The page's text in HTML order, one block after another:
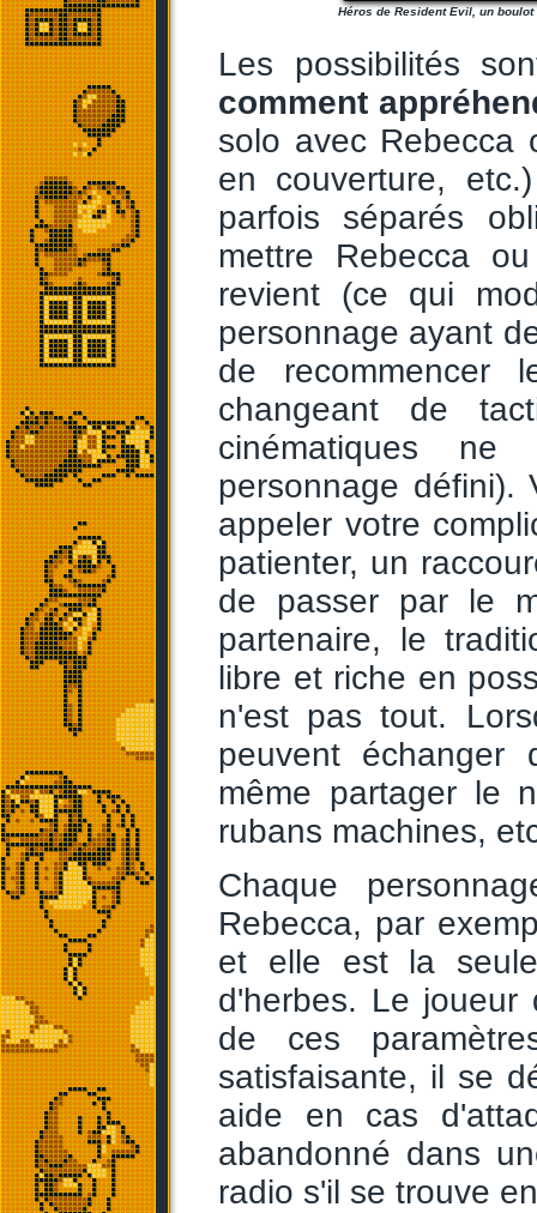
Héros de Resident Evil, un
Les possibilités
comment
solo avec Rebecca
en couverture,
parfois séparés
mettre Rebecca
revient (ce qui
personnage ayant
de recommencer
changeant de
cinématiques
personnage
appeler votre
patienter, un
de passer par le
partenaire, le
libre et riche en
n'est pas tout.
peuvent échanger
même partager le
rubans machines,
Chaque
Rebecca, par
et elle est la
d'herbes. Le joueur
de ces
satisfaisante, il se
aide en cas
abandonné dans
radio s'il se trouve